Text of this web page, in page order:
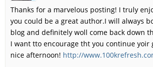
Thanks for a marvelous posting! I truly
you could be a great author.I will always
blog and definitely woll come back down
I want tto encourage tht you continue yoir
nice afternoon! http://